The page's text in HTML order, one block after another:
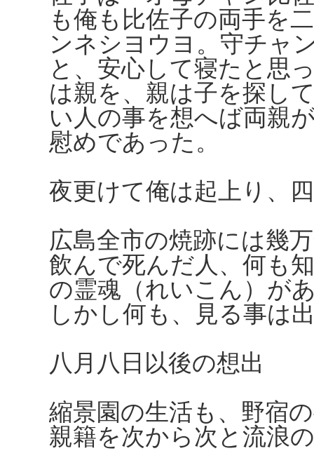
も俺も比佐子の両手を
ンネシヨウヨ。守チャ
と、安心して寝たと思
は親を、親は子を探し
い人の事を想へば両親
慰めであった。
夜更けて俺は起上り、
広島全市の焼跡には幾
飲んで死んだ人、何も
の霊魂（れいこん）が
しかし何も、見る事は
八月八日以後の想出
縮景園の生活も、野宿
親籍を次から次と流浪